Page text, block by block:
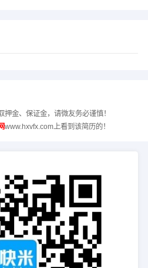
金、保证金，请微友务必谨慎！
www.hxvfx.com上看到该简历的！